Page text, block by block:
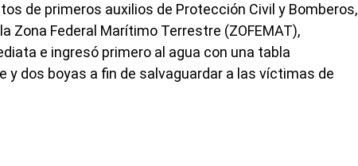
de primeros auxilios de Protección Civil y Bomberos,
Zona Federal Marítimo Terrestre (ZOFEMAT),
e ingresó primero al agua con una tabla
y dos boyas a fin de salvaguardar a las víctimas de